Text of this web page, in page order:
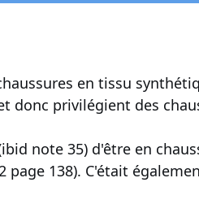
en tissu
donc privilégient des
note 35) d'être en
138). C'était